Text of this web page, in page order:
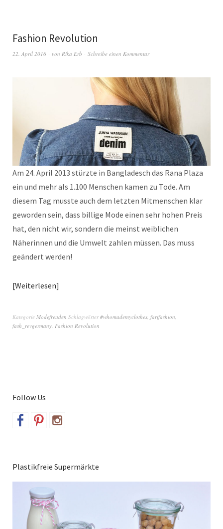
Fashion Revolution
22. April 2016 von Rika Erb Schreibe einen Kommentar
Am 24. April 2013 stürzte in Bangladesch das Rana Plaza
ein und mehr als 1.100 Menschen kamen zu Tode. Am
diesem Tag musste auch dem letzten Mitmenschen klar
geworden sein, dass billige Mode einen sehr hohen Preis
hat, den nicht wir, sondern die meinst weiblichen
Näherinnen und die Umwelt zahlen müssen. Das muss
geändert werden!
Weiterlesen
Kategorie Modefreuden Schlagwörter#whomademyclothes, farifashion,
fash_revgermany, Fashion Revolution
Follow Us
Plastikfreie Supermärkte